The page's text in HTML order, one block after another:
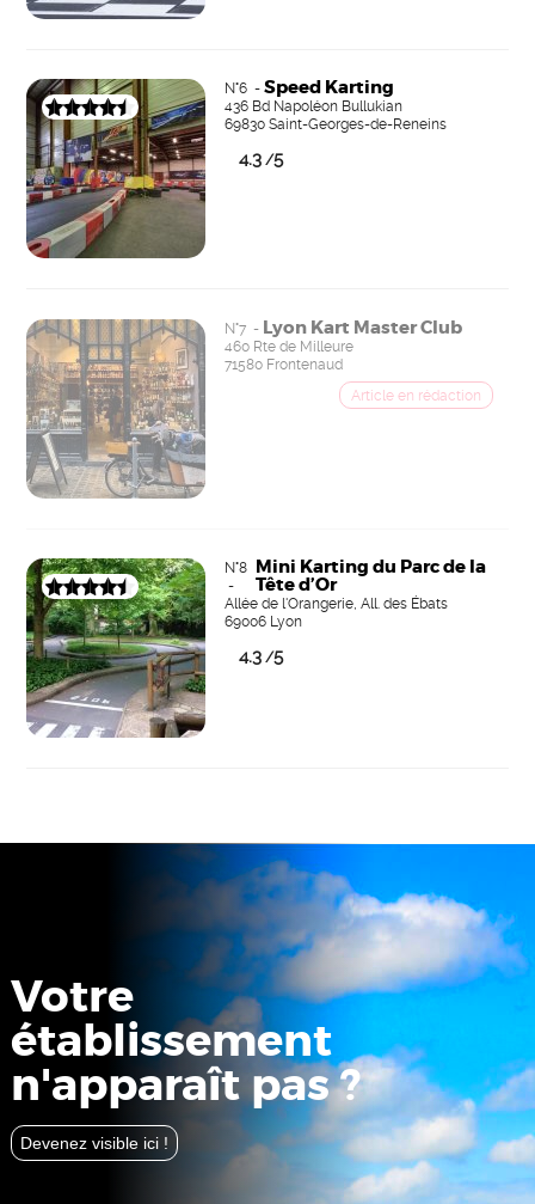
N°6 - Speed Karting
436 Bd Napoléon Bullukian
69830 Saint-Georges-de-Reneins
4.3 /5
N°7 - Lyon Kart Master Club
460 Rte de Milleure
71580 Frontenaud
N°8
-
Mini Karting du Parc de la
Tête d’Or
Allée de l'Orangerie, All. des Ébats
69006 Lyon
4.3 /5
Votre
établissement
n'apparaît pas ?
Devenez visible ici !